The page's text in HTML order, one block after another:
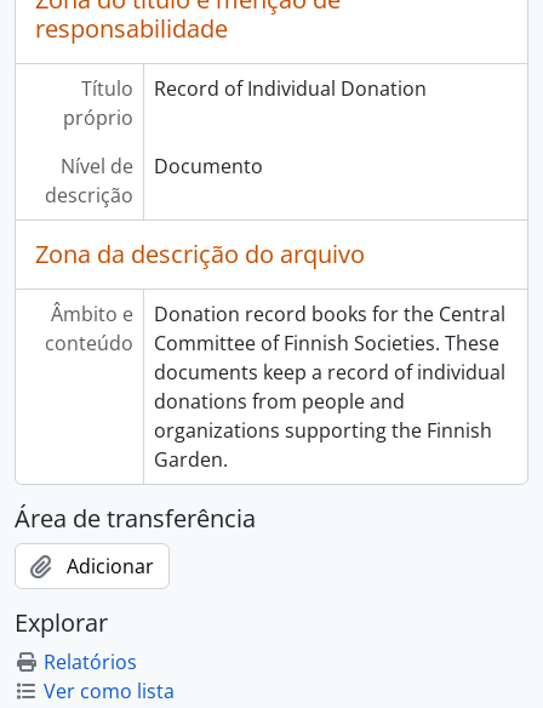
responsabilidade
Título
próprio
Record of Individual Donation
Nível de
descrição
Documento
Zona da descrição do arquivo
Âmbito e
conteúdo
Donation record books for the Central
Committee of Finnish Societies. These
documents keep a record of individual
donations from people and
organizations supporting the Finnish
Garden.
Área de transferência
Adicionar
Explorar
Relatórios
Ver como lista